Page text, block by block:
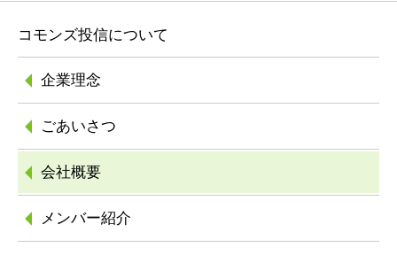
コモンズ投信について
企業理念
ごあいさつ
会社概要
メンバー紹介